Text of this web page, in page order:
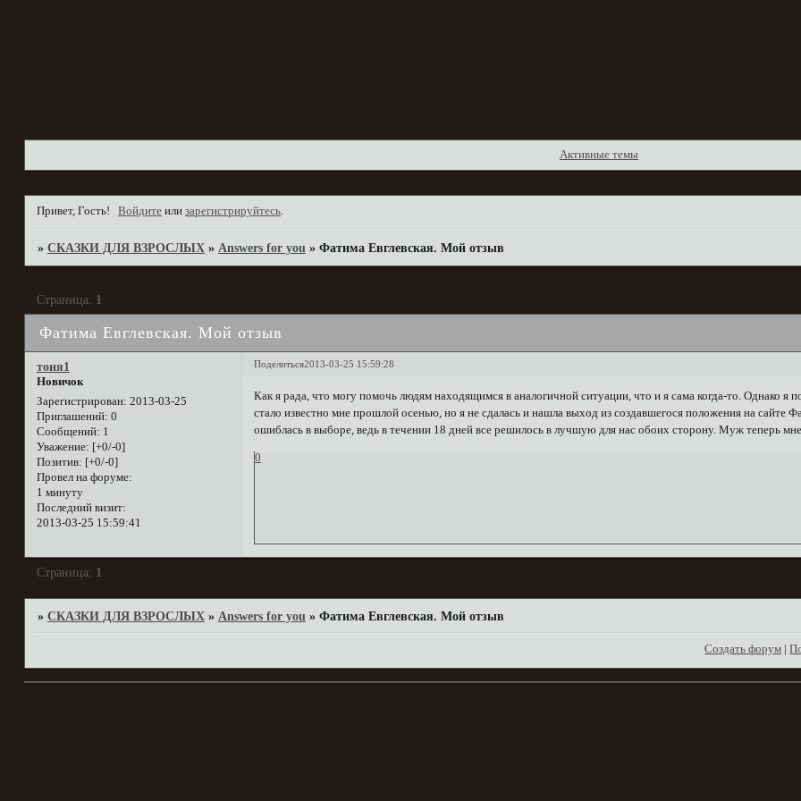
Активные темы
Привет, Гость! Войдите или зарегистрируйтесь.
» СКАЗКИ ДЛЯ ВЗРОСЛЫХ » Answers for you » Фатима Евглевская. Мой отзыв
Фатима Евглевская. Мой отзыв
Страница: 1
Поделиться2013-03-25 15:59:28
тоня1
Новичок
Зарегистрирован: 2013-03-25
Приглашений: 0
Сообщений: 1
Уважение: [+0/-0]
Позитив: [+0/-0]
Провел на форуме:
1 минуту
Последний визит:
2013-03-25 15:59:41
Как я рада, что могу помочь людям находящимся в аналогичной ситуации, что и я сама когда-то. Однако
стало известно мне прошлой осенью, но я не сдалась и нашла выход из создавшегося положения на сайте
ошиблась в выборе, ведь в течении 18 дней все решилось в лучшую для нас обоих сторону. Муж теперь мне
0
Страница: 1
» СКАЗКИ ДЛЯ ВЗРОСЛЫХ » Answers for you » Фатима Евглевская. Мой отзыв
Создать форум |